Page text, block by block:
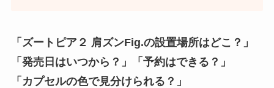
「ズートピア２ 肩ズンFig.の設置場所はどこ？」
「発売日はいつから？」「予約はできる？」
「カプセルの色で見分けられる？」